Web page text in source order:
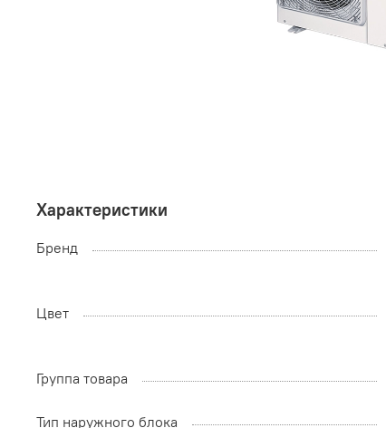
Характеристики
Бренд
Цвет
Группа товара
Тип наружного блока